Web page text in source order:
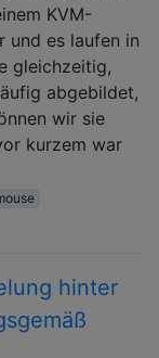
KVM-
und es laufen in
gleichzeitig,
abgebildet,
wir sie
kurzem war
hinter